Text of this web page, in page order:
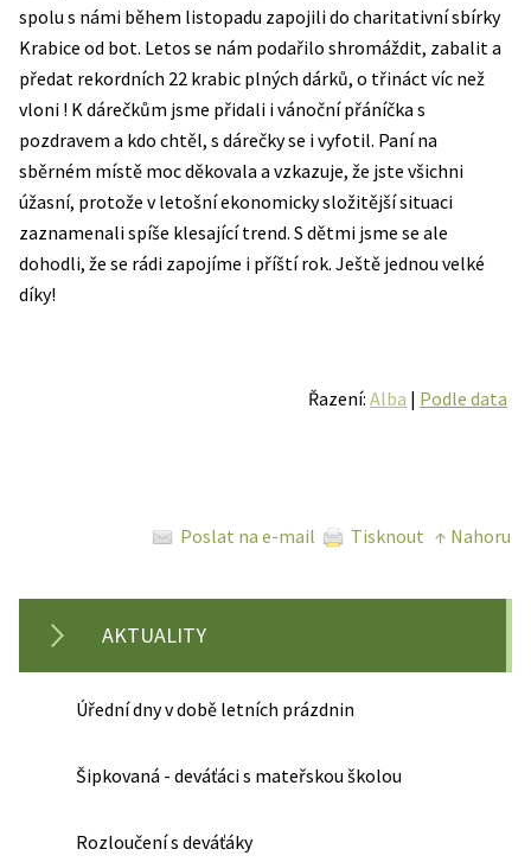
spolu s námi během listopadu zapojili do charitativní sbírky
Krabice od bot. Letos se nám podařilo shromáždit, zabalit a
předat rekordních 22 krabic plných dárků, o třináct víc než
vloni ! K dárečkům jsme přidali i vánoční přáníčka s
pozdravem a kdo chtěl, s dárečky se i vyfotil. Paní na
sběrném místě moc děkovala a vzkazuje, že jste všichni
úžasní, protože v letošní ekonomicky složitější situaci
zaznamenali spíše klesající trend. S dětmi jsme se ale
dohodli, že se rádi zapojíme i příští rok. Ještě jednou velké
díky!
Řazení: Alba | Podle data
Poslat na e-mail Tisknout ↑ Nahoru
AKTUALITY
Úřední dny v době letních prázdnin
Šipkovaná - deváťáci s mateřskou školou
Rozloučení s deváťáky